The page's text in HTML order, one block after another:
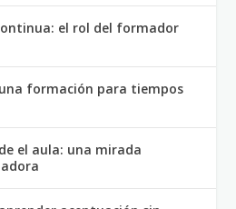
el rol del formador
formación para tiempos
el aula: una mirada